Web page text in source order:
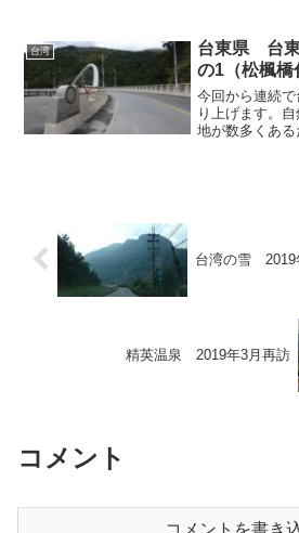
た。原住民ブ
をこ...
台湾
台東県 台
の1（松楓橋
今回から連続
り上げます。
地が数多くある
台湾の雪
精英温泉 2019年3月再訪
コメント
コメントを書き